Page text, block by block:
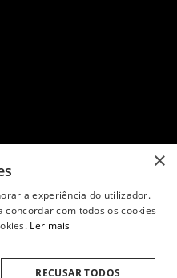
os direitos reservados.
×
a experiência do utilizador.
com todos os cookies
Ler mais
RECUSAR TODOS